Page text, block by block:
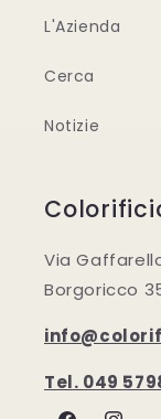
L'Azienda
Cerca
Notizie
Via
Borgoricco
Tel. 049